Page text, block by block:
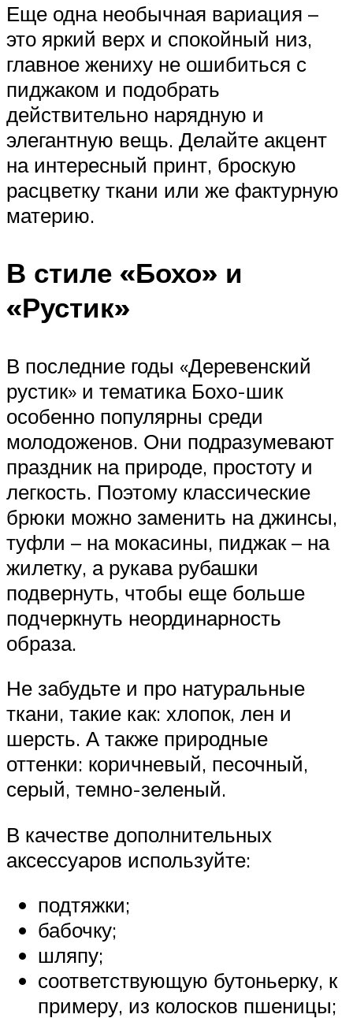
Еще одна необычная вариация –
это яркий верх и спокойный низ,
главное жениху не ошибиться с
пиджаком и подобрать
действительно нарядную и
элегантную вещь. Делайте акцент
на интересный принт, броскую
расцветку ткани или же фактурную
материю.
В стиле «Бохо» и
«Рустик»
В последние годы «Деревенский
рустик» и тематика Бохо-шик
особенно популярны среди
молодоженов. Они подразумевают
праздник на природе, простоту и
легкость. Поэтому классические
брюки можно заменить на джинсы,
туфли – на мокасины, пиджак – на
жилетку, а рукава рубашки
подвернуть, чтобы еще больше
подчеркнуть неординарность
образа.
Не забудьте и про натуральные
ткани, такие как: хлопок, лен и
шерсть. А также природные
оттенки: коричневый, песочный,
серый, темно-зеленый.
В качестве дополнительных
аксессуаров используйте:
подтяжки;
бабочку;
шляпу;
соответствующую бутоньерку, к
примеру, из колосков пшеницы;